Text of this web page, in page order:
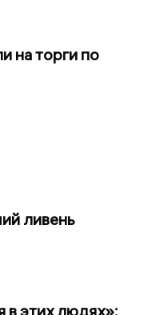
на торги по
ливень
этих людях»: